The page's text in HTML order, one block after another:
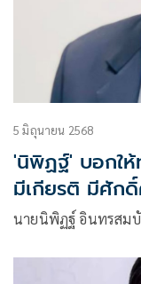
5 มิถุนายน 2568
'นิพิฏฐ์' บอกให้
มีเกียรติ มีศัก
นายนิพิฏฐ์ อินทรสม